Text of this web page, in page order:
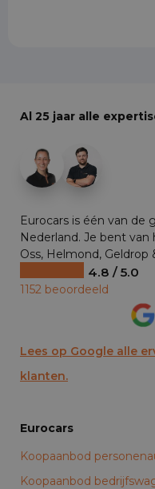
Al 25 jaar alle
Eurocars is één van de
Nederland. Je bent
Oss, Helmond, Geldrop
4.8 / 5.0
1152 beoordeeld
Lees op Google alle
klanten.
Eurocars
Koopaanbod
Koopaanbod